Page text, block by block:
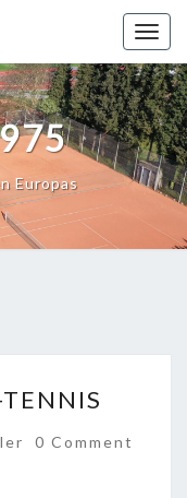
Europas
COMMENTS
0 Comment